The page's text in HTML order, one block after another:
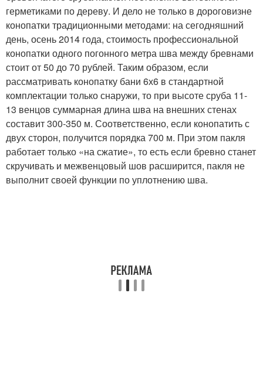
герметиками по дереву. И дело не только в дороговизне
конопатки традиционными методами: на сегодняшний
день, осень 2014 года, стоимость профессиональной
конопатки одного погонного метра шва между бревнами
стоит от 50 до 70 рублей. Таким образом, если
рассматривать конопатку бани 6х6 в стандартной
комплектации только снаружи, то при высоте сруба 11-
13 венцов суммарная длина шва на внешних стенах
составит 300-350 м. Соответственно, если конопатить с
двух сторон, получится порядка 700 м. При этом пакля
работает только «на сжатие», то есть если бревно станет
скручивать и межвенцовый шов расширится, пакля не
выполнит своей функции по уплотнению шва.